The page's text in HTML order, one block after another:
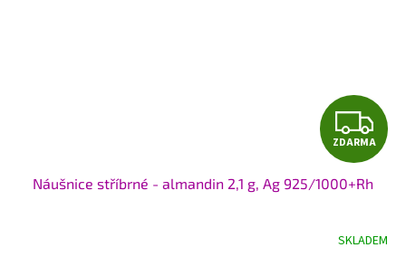
Z
D
A
R
ZDARMA
Náušnice stříbrné - almandin 2,1 g, Ag 925/1000+Rh
SKLADEM